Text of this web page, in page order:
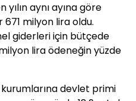
aynı ayına göre
671 milyon lira oldu.
giderleri için bütçede
lira ödeneğin yüzde
devlet primi